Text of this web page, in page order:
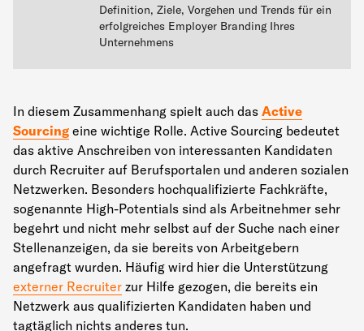
Definition, Ziele, Vorgehen und Trends für ein
erfolgreiches Employer Branding Ihres
Unternehmens
In diesem Zusammenhang spielt auch das Active
Sourcing eine wichtige Rolle. Active Sourcing bedeutet
das aktive Anschreiben von interessanten Kandidaten
durch Recruiter auf Berufsportalen und anderen sozialen
Netzwerken. Besonders hochqualifizierte Fachkräfte,
sogenannte High-Potentials sind als Arbeitnehmer sehr
begehrt und nicht mehr selbst auf der Suche nach einer
Stellenanzeigen, da sie bereits von Arbeitgebern
angefragt wurden. Häufig wird hier die Unterstützung
externer Recruiter zur Hilfe gezogen, die bereits ein
Netzwerk aus qualifizierten Kandidaten haben und
tagtäglich nichts anderes tun.